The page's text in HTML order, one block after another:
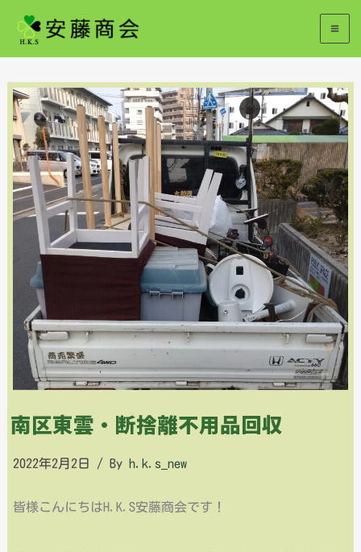
を
南区東雲・断捨離不用品回収
2022年2月2日 / By h.k.s_new
皆様こんにちはH.K.S安藤商会です！